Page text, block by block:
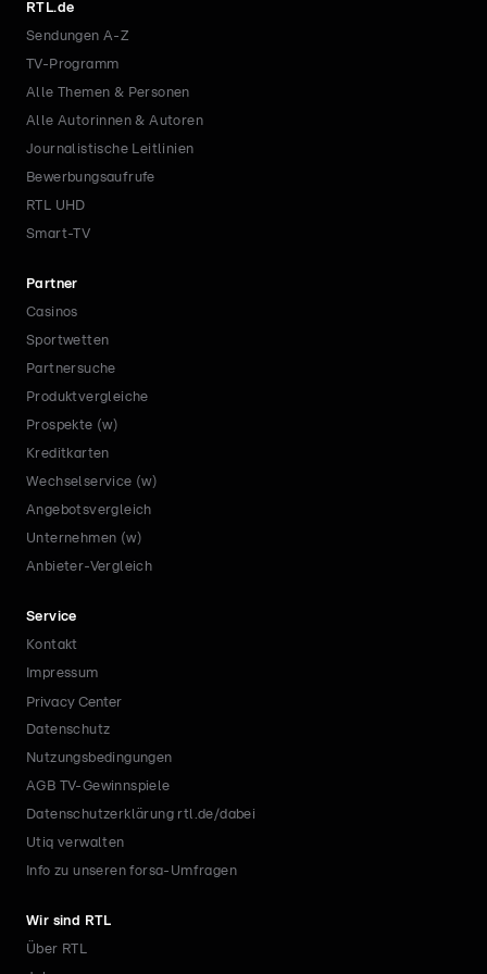
RTL.de
Sendungen A-Z
TV-Programm
Alle Themen & Personen
Alle Autorinnen & Autoren
Journalistische Leitlinien
Bewerbungsaufrufe
RTL UHD
Smart-TV
Partner
Casinos
Sportwetten
Partnersuche
Produktvergleiche
Prospekte (w)
Kreditkarten
Wechselservice (w)
Angebotsvergleich
Unternehmen (w)
Anbieter-Vergleich
Service
Kontakt
Impressum
Privacy Center
Datenschutz
Nutzungsbedingungen
AGB TV-Gewinnspiele
Datenschutzerklärung rtl.de/dabei
Utiq verwalten
Info zu unseren forsa-Umfragen
Wir sind RTL
Über RTL